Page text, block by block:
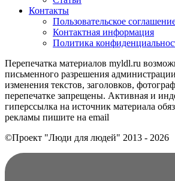
Контакты
Пользовательское
Контактная информация
Политика
Перепечатка материалов myldl.ru
письменного разрешения
изменения текстов, заголовков,
перепечатке запрещены. Активная и
гиперссылка на источник материала
рекламы пишите на еmail
©Проект "Люди для людей" 2013 - 2026